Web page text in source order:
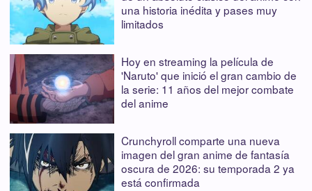
una historia inédita y pases muy
limitados
Hoy en streaming la película de
'Naruto' que inició el gran cambio de
la serie: 11 años del mejor combate
del anime
Crunchyroll comparte una nueva
imagen del gran anime de fantasía
oscura de 2026: su temporada 2 ya
está confirmada